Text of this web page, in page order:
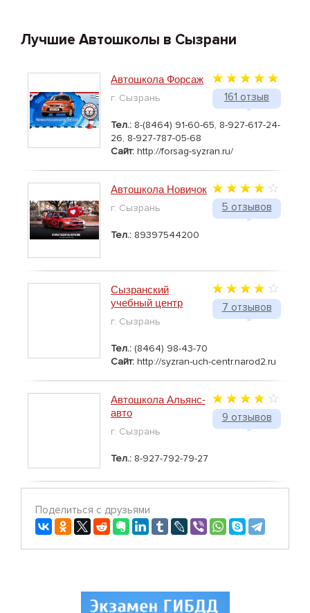
Лучшие Автошколы в Сызрани
161 отзыв
Автошкола Форсаж
г. Сызрань
Тел.: 8-(8464) 91-60-65, 8-927-617-24-
26, 8-927-787-05-68
Сайт: http://forsag-syzran.ru/
5 отзывов
Автошкола Новичок
г. Сызрань
Тел.: 89397544200
7 отзывов
Сызранский
учебный центр
г. Сызрань
Тел.: (8464) 98-43-70
Сайт: http://syzran-uch-centr.narod2.ru
9 отзывов
Автошкола Альянс-
авто
г. Сызрань
Тел.: 8-927-792-79-27
Поделиться с друзьями